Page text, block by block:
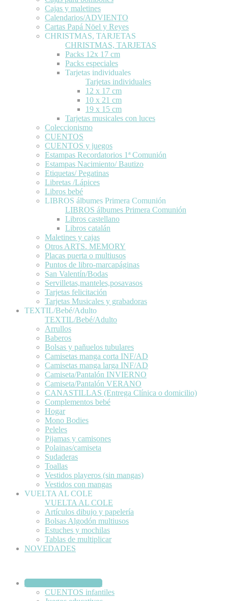
Cajas y maletines
Calendarios/ADVIENTO
Cartas Papá Nöel y Reyes
CHRISTMAS, TARJETAS
CHRISTMAS, TARJETAS
Packs 12x 17 cm
Packs especiales
Tarjetas individuales
Tarjetas individuales
12 x 17 cm
10 x 21 cm
19 x 15 cm
Tarjetas musicales con luces
Coleccionismo
CUENTOS
CUENTOS y juegos
Estampas Recordatorios 1ª Comunión
Estampas Nacimiento/ Bautizo
Etiquetas/ Pegatinas
Libretas /Lápices
Libros bebé
LIBROS álbumes Primera Comunión
LIBROS álbumes Primera Comunión
Libros castellano
Libros catalán
Maletines y cajas
Otros ARTS. MEMORY
Placas puerta o multiusos
Puntos de libro-marcapáginas
San Valentín/Bodas
Servilletas,manteles,posavasos
Tarjetas felicitación
Tarjetas Musicales y grabadoras
TEXTIL/Bebé/Adulto
TEXTIL/Bebé/Adulto
Arrullos
Baberos
Bolsas y pañuelos tubulares
Camisetas manga corta INF/AD
Camisetas manga larga INF/AD
Camiseta/Pantalón INVIERNO
Camiseta/Pantalón VERANO
CANASTILLAS (Entrega Clínica o domicilio)
Complementos bebé
Hogar
Mono Bodies
Peleles
Pijamas y camisones
Polainas/camiseta
Sudaderas
Toallas
Vestidos playeros (sin mangas)
Vestidos con mangas
VUELTA AL COLE
VUELTA AL COLE
Artículos dibujo y papelería
Bolsas Algodón multiusos
Estuches y mochilas
Tablas de multiplicar
NOVEDADES
CUENTOS y JUEGOS
CUENTOS infantiles